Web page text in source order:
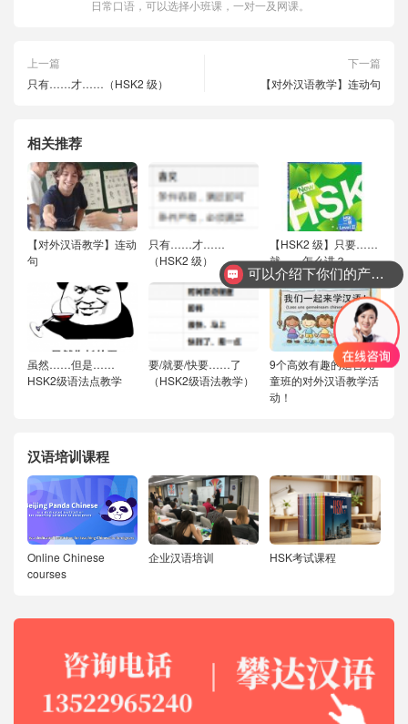
日常口语，可以选择小班课，一对一及网课。
上一篇
只有……才……（HSK2 级）
下一篇
【对外汉语教学】连动句
相关推荐
【对外汉语教学】连动
句
只有……才……
（HSK2 级）
【HSK2 级】只要……
就……怎么讲？
虽然……但是……
HSK2级语法点教学
要/就要/快要……了
（HSK2级语法教学）
9个高效有趣的适合儿
童班的对外汉语教学活
动！
汉语培训课程
Online Chinese
courses
企业汉语培训 HSK考试课程
可以介绍下你们的产品么？
你们是怎么收费的呢？